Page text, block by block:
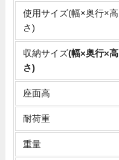
使用サイズ(幅×奥行×高
さ)
収納サイズ(幅×奥行×高
さ)
座面高
耐荷重
重量